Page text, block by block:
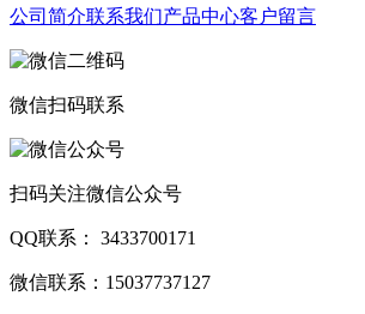
公司简介联系我们产品中心客户留言
微信扫码联系
扫码关注微信公众号
QQ联系： 3433700171
微信联系：15037737127